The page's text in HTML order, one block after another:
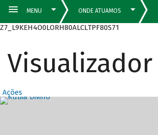
Z7_L9KEH4O0LORH80ALCLTPF80S71
Ações
Destaques